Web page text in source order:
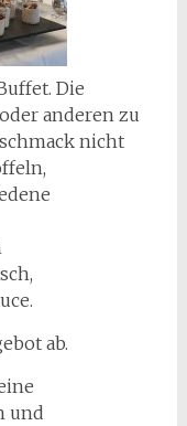
Die
anderen zu
nicht
ab.
und